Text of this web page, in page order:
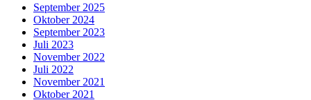
September 2025
Oktober 2024
September 2023
Juli 2023
November 2022
Juli 2022
November 2021
Oktober 2021